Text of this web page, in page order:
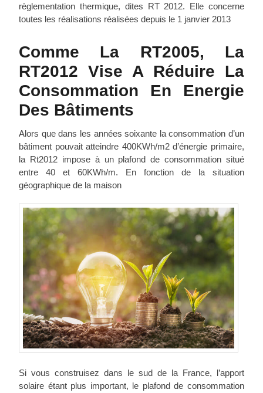
règlementation thermique, dites RT 2012. Elle concerne
toutes les réalisations réalisées depuis le 1 janvier 2013
Comme La RT2005, La
RT2012 Vise A Réduire La
Consommation En Energie
Des Bâtiments
Alors que dans les années soixante la consommation d’un
bâtiment pouvait atteindre 400KWh/m2 d’énergie primaire,
la Rt2012 impose à un plafond de consommation situé
entre 40 et 60KWh/m. En fonction de la situation
géographique de la maison
Si vous construisez dans le sud de la France, l’apport
solaire étant plus important, le plafond de consommation